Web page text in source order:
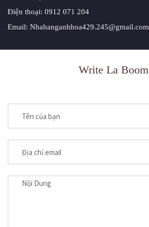
Điện thoại: 0912 071 204
Email: Nhahanganhhoa429.245@gmail.com
Write La Boom